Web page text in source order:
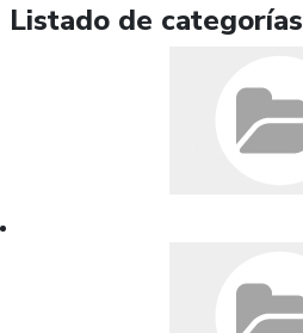
Listado de categorías